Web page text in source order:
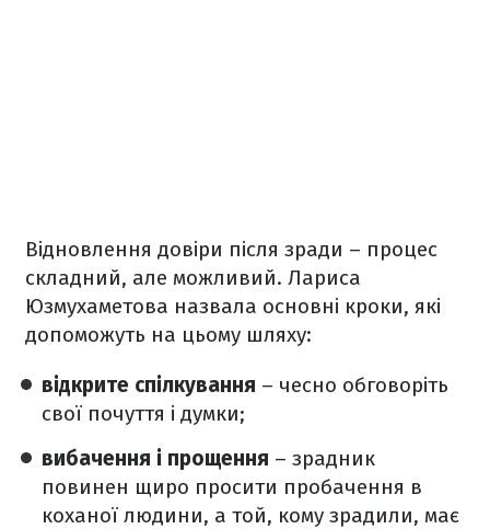
Відновлення довіри після зради – процес
складний, але можливий. Лариса
Юзмухаметова назвала основні кроки, які
допоможуть на цьому шляху:
відкрите спілкування – чесно обговоріть
свої почуття і думки;
вибачення і прощення – зрадник
повинен щиро просити пробачення в
коханої людини, а той, кому зрадили, має